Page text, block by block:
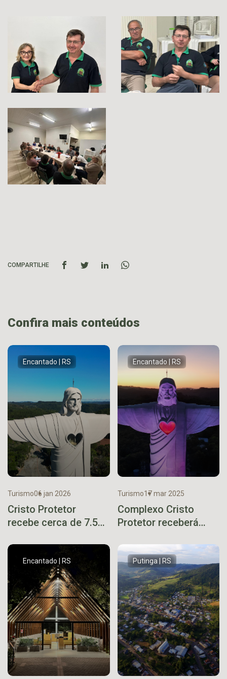
COMPARTILHE
Confira mais conteúdos
Encantado | RS
Turismo06 jan 2026
Cristo Protetor
recebe cerca de 7.500
final de semana do
ano
Encantado | RS
Turismo17 mar 2025
Complexo Cristo
Protetor receberá
Papa Francisco na
inauguração oficial
Encantado | RS Putinga | RS